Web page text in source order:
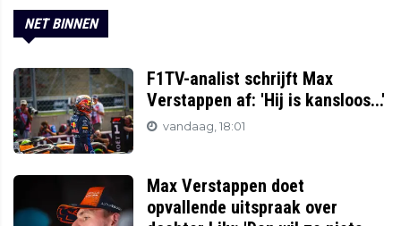
NET BINNEN
F1TV-analist schrijft Max
Verstappen af: 'Hij is kansloos...'
vandaag, 18:01
Max Verstappen doet
opvallende uitspraak over